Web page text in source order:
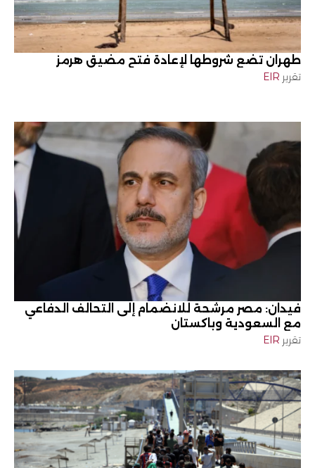
طهران تضع شروطها لإعادة فتح مضيق هرمز
تقرير EIR
فيدان: مصر مرشحة للانضمام إلى التحالف الدفاعي
مع السعودية وباكستان
تقرير EIR